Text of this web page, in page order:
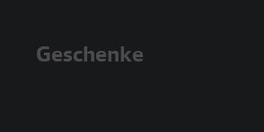
Geschenke